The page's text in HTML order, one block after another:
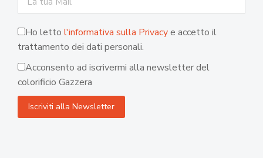
Ho letto l'informativa sulla Privacye accetto il
trattamento dei dati personali.
Acconsento ad iscrivermi alla newsletter del
colorificio Gazzera